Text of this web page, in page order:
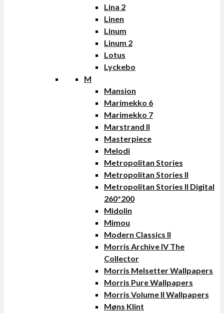
Lina 2
Linen
Linum
Linum 2
Lotus
Lyckebo
M
Mansion
Marimekko 6
Marimekko 7
Marstrand II
Masterpiece
Melodi
Metropolitan Stories
Metropolitan Stories II
Metropolitan Stories II Digital
260*200
Midolin
Mimou
Modern Classics II
Morris Archive IV The
Collector
Morris Melsetter Wallpapers
Morris Pure Wallpapers
Morris Volume II Wallpapers
Møns Klint